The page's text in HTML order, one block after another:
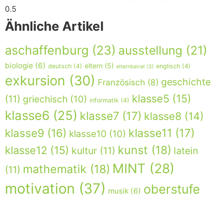
Ähnliche Artikel
aschaffenburg (23) ausstellung (21)
biologie (6) deutsch (4) eltern (5) elternbeirat (3) englisch (4)
exkursion (30) Französisch (8) geschichte
(11) griechisch (10) informatik (4) klasse5 (15)
klasse6 (25) klasse7 (17) klasse8 (14)
klasse9 (16) klasse10 (10) klasse11 (17)
klasse12 (15) kultur (11) kunst (18) latein
(11) mathematik (18) MINT (28)
motivation (37) musik (6) oberstufe